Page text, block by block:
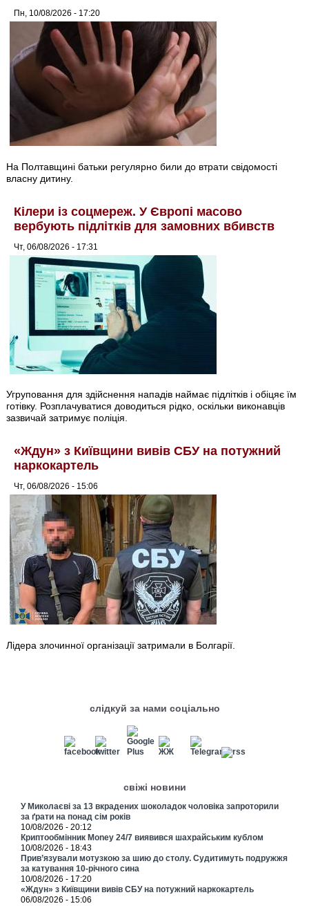
Пн, 10/08/2026 - 17:20
На Полтавщині батьки регулярно били до втрати свідомості
власну дитину.
Кілери із соцмереж. У Європі масово
вербують підлітків для замовних вбивств
Чт, 06/08/2026 - 17:31
Угруповання для здійснення нападів наймає підлітків і обіцяє їм
готівку. Розплачуватися доводиться рідко, оскільки виконавців
зазвичай затримує поліція.
«Ждун» з Київщини вивів СБУ на потужний
наркокартель
Чт, 06/08/2026 - 15:06
Лідера злочинної організації затримали в Болгарії.
слідкуй за нами соціально
свіжі новини
У Миколаєві за 13 вкрадених шоколадок чоловіка запроторили
за ґрати на понад сім років
10/08/2026 - 20:12
Криптообмінник Money 24/7 виявився шахрайським кублом
10/08/2026 - 18:43
Прив’язували мотузкою за шию до столу. Судитимуть подружжя
за катування 10-річного сина
10/08/2026 - 17:20
«Ждун» з Київщини вивів СБУ на потужний наркокартель
06/08/2026 - 15:06